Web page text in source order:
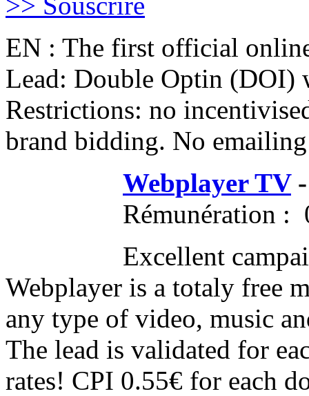
​EN : The first official
Lead: Double Optin (DOI)
Restrictions: no
brand bidding. No
Webplayer TV-
Rémunération
Excellent
Webplayer is a totaly free
any type of video, music
The lead is validated for
rates! CPI 0.55€ for each